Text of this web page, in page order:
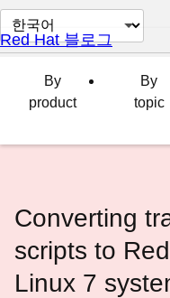
페
이
변
Red Hat 블로그
By
product
By
topic
Converting
scripts to
Linux 7